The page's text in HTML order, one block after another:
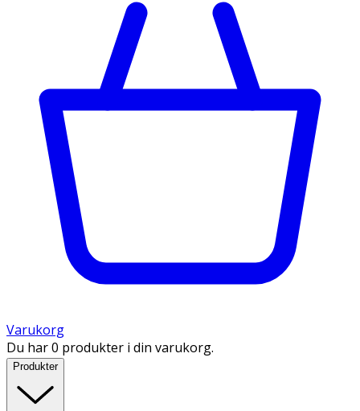
Varukorg
Du har 0 produkter i din varukorg.
Produkter